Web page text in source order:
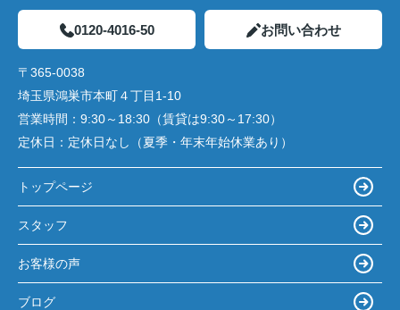
0120-4016-50 お問い合わせ
〒365-0038
埼玉県鴻巣市本町４丁目1-10
営業時間： 9:30～18:30（賃貸は9:30～17:30）
定休日： 定休日なし（夏季・年末年始休業あり）
トップページ
スタッフ
お客様の声
ブログ